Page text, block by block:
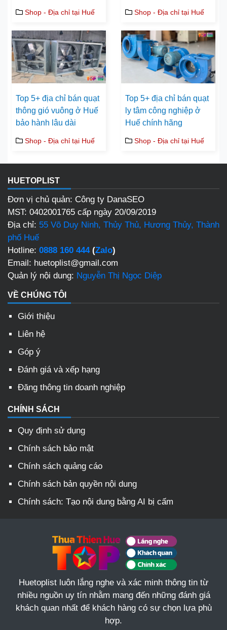
Shop - Địa chỉ tại Huế Shop - Địa chỉ tại Huế
Top 5+ địa chỉ bán quạt
thông gió vuông ở Huế
bảo hành lâu dài
Shop - Địa chỉ tại Huế
Top 5+ địa chỉ bán quạt
ly tâm công nghiệp ở
Huế chính hãng
Shop - Địa chỉ tại Huế
HUETOPLIST
Đơn vị chủ quản: Công ty DanaSEO
MST: 0402001765 cấp ngày 20/09/2019
Địa chỉ: 55 Võ Duy Ninh, Thủy Thủ, Hương Thủy, Thành
phố Huế
Hotline: 0888 160 444(Zalo)
Email: huetoplist@gmail.com
Quản lý nội dung: Nguyễn Thị Ngọc Diệp
VỀ CHÚNG TÔI
Giới thiệu
Liên hệ
Góp ý
Đánh giá và xếp hạng
Đăng thông tin doanh nghiệp
CHÍNH SÁCH
Quy định sử dụng
Chính sách bảo mật
Chính sách quảng cáo
Chính sách bản quyền nội dung
Chính sách: Tạo nội dung bằng AI bị cấm
Huetoplist luôn lắng nghe và xác minh thông tin từ
nhiều nguồn uy tín nhằm mang đến những đánh giá
khách quan nhất để khách hàng có sự chọn lựa phù
hợp.